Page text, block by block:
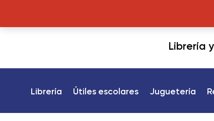
Librería
Librería Útiles escolares Juguetería